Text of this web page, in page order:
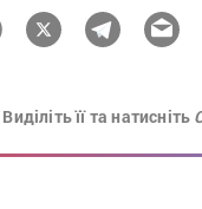
її та натисніть